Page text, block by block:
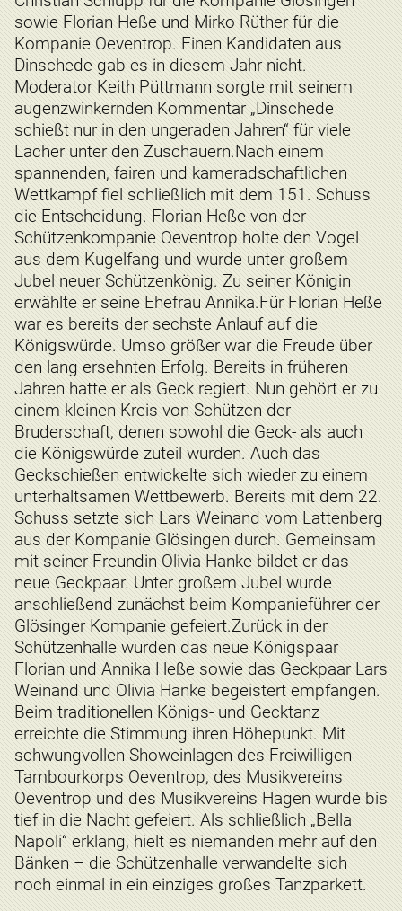
sowie Florian Heße und Mirko Rüther für die
Kompanie Oeventrop. Einen Kandidaten aus
Dinschede gab es in diesem Jahr nicht.
Moderator Keith Püttmann sorgte mit seinem
augenzwinkernden Kommentar „Dinschede
schießt nur in den ungeraden Jahren“ für viele
Lacher unter den Zuschauern.Nach einem
spannenden, fairen und kameradschaftlichen
Wettkampf fiel schließlich mit dem 151. Schuss
die Entscheidung. Florian Heße von der
Schützenkompanie Oeventrop holte den Vogel
aus dem Kugelfang und wurde unter großem
Jubel neuer Schützenkönig. Zu seiner Königin
erwählte er seine Ehefrau Annika.Für Florian Heße
war es bereits der sechste Anlauf auf die
Königswürde. Umso größer war die Freude über
den lang ersehnten Erfolg. Bereits in früheren
Jahren hatte er als Geck regiert. Nun gehört er zu
einem kleinen Kreis von Schützen der
Bruderschaft, denen sowohl die Geck- als auch
die Königswürde zuteil wurden. Auch das
Geckschießen entwickelte sich wieder zu einem
unterhaltsamen Wettbewerb. Bereits mit dem 22.
Schuss setzte sich Lars Weinand vom Lattenberg
aus der Kompanie Glösingen durch. Gemeinsam
mit seiner Freundin Olivia Hanke bildet er das
neue Geckpaar. Unter großem Jubel wurde
anschließend zunächst beim Kompanieführer der
Glösinger Kompanie gefeiert.Zurück in der
Schützenhalle wurden das neue Königspaar
Florian und Annika Heße sowie das Geckpaar Lars
Weinand und Olivia Hanke begeistert empfangen.
Beim traditionellen Königs- und Gecktanz
erreichte die Stimmung ihren Höhepunkt. Mit
schwungvollen Showeinlagen des Freiwilligen
Tambourkorps Oeventrop, des Musikvereins
Oeventrop und des Musikvereins Hagen wurde bis
tief in die Nacht gefeiert. Als schließlich „Bella
Napoli“ erklang, hielt es niemanden mehr auf den
Bänken – die Schützenhalle verwandelte sich
noch einmal in ein einziges großes Tanzparkett.